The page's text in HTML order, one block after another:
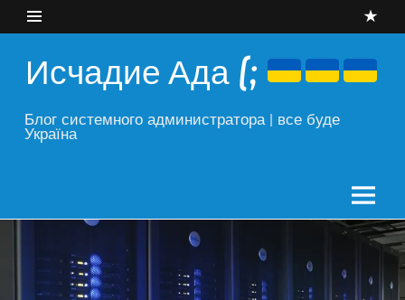
content
Исчадие Ада (;
Блог системного администратора | все буде
Україна